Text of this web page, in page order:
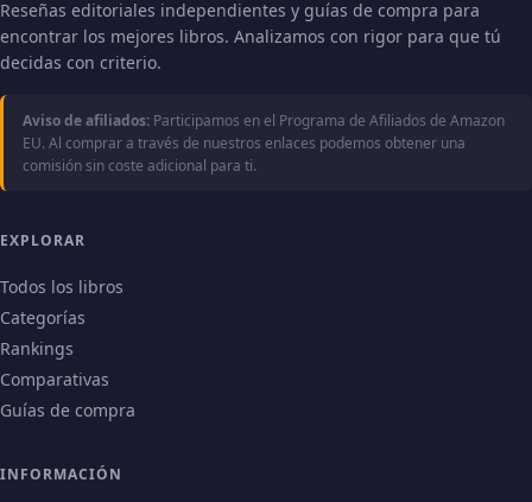
Reseñas editoriales independientes y guías de compra para
encontrar los mejores libros. Analizamos con rigor para que tú
decidas con criterio.
Aviso de afiliados: Participamos en el Programa de Afiliados de Amazon
EU. Al comprar a través de nuestros enlaces podemos obtener una
comisión sin coste adicional para ti.
EXPLORAR
Todos los libros
Categorías
Rankings
Comparativas
Guías de compra
INFORMACIÓN